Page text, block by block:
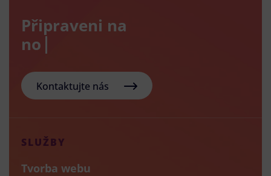
Připraveni na
nový e
Kontaktujte nás
SLUŽBY
Tvorba webu